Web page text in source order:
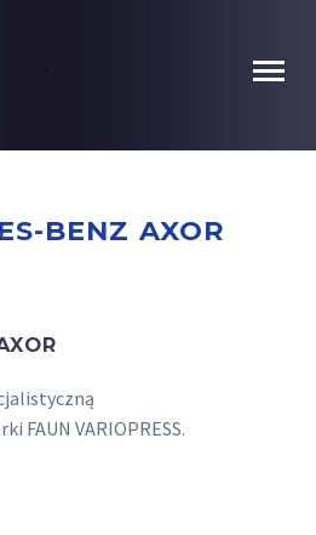
.
BENZ AXOR
FAUN VARIOPRESS.